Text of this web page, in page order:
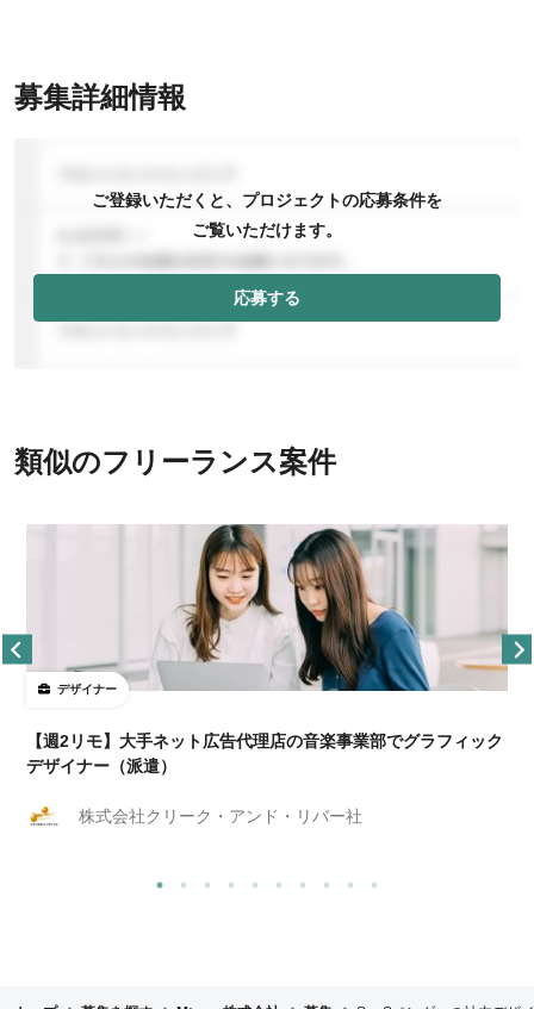
募集詳細情報
ご登録いただくと、プロジェクトの応募条件を
ご覧いただけます。
応募する
類似のフリーランス案件
デザイナー
【週2リモ】大手ネット広告代理店の音楽事業部でグラフィック
デザイナー（派遣）
株式会社クリーク・アンド・リバー社